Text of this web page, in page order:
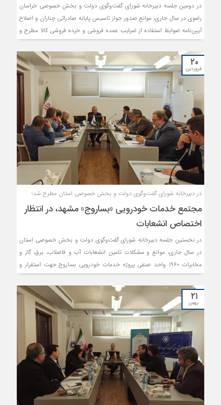
در دومین جلسه دبیرخانه شورای گفت‌وگوی دولت و بخش خصوصی خراسان
رضوی در سال جاری، موانع صدور جواز تاسیس پایانه صادراتی چناران و اصلاح
آیین‌نامه ضوابط استفاده از ضرایب عمده فروشی و خرده فروشی کالا مطرح و
بررسی گردید.
۲۰
فروردین
در دبیرخانه شورای گفت‌وگوی دولت و بخش خصوصی استان مطرح شد؛
مجتمع خدمات خودرویی «بساروج» مشهد، در انتظار
اختصاص انشعابات
در نخستین جلسه دبیرخانه شورای گفت‌وگوی دولت و بخش خصوصی استان
در سال جاری، موانع و مشکلات تامین انشعابات آب و فاضلاب، برق، گاز و
مخابرات 1960 واحد صنفی پروژه خدمات خودرویی بساروج جهت استقرار و
ساماندهی مشاغل مزاحم سطح شهر مطرح گردید و راهکارهای رفع این
مشکلات بر اساس مصوبه یکصدوچهاردهمین نشست شورای گفت‌وگوی استان
بررسی شد.
۲۱
بهمن